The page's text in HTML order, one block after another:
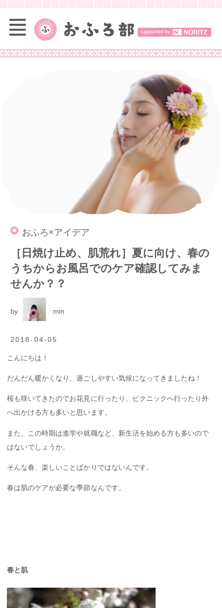
おふろ×アイデア
［日焼け止め、肌荒れ］夏に向け、春の
うちからお風呂でのケア確認してみま
せんか？？
by min
2018-04-05
こんにちは！
だんだん暖かくなり、過ごしやすい気候になってきましたね！
桜も咲いてきたのでお花見に行ったり、ピクニックへ行ったり外
へ出かける方も多いと思います。
また、この時期は進学や就職など、新生活を始める方も多いので
はないでしょうか。
そんな春、楽しいことばかりではないんです。
春は肌のケアが必要な季節なんです。
春と肌